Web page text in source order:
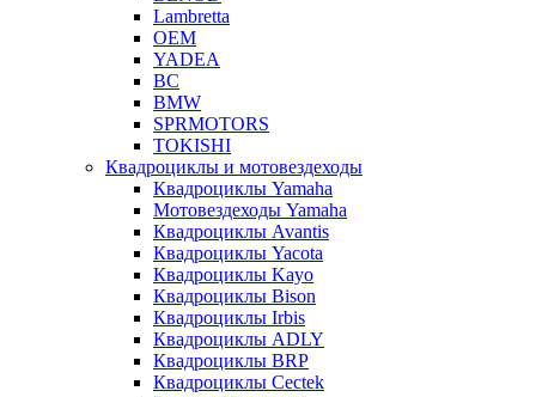
Lambretta
OEM
YADEA
BC
BMW
SPRMOTORS
TOKISHI
Квадроциклы и мотовездеходы
Квадроциклы Yamaha
Мотовездеходы Yamaha
Квадроциклы Avantis
Квадроциклы Yacota
Квадроциклы Kayo
Квадроциклы Bison
Квадроциклы Irbis
Квадроциклы ADLY
Квадроциклы BRP
Квадроциклы Cectek